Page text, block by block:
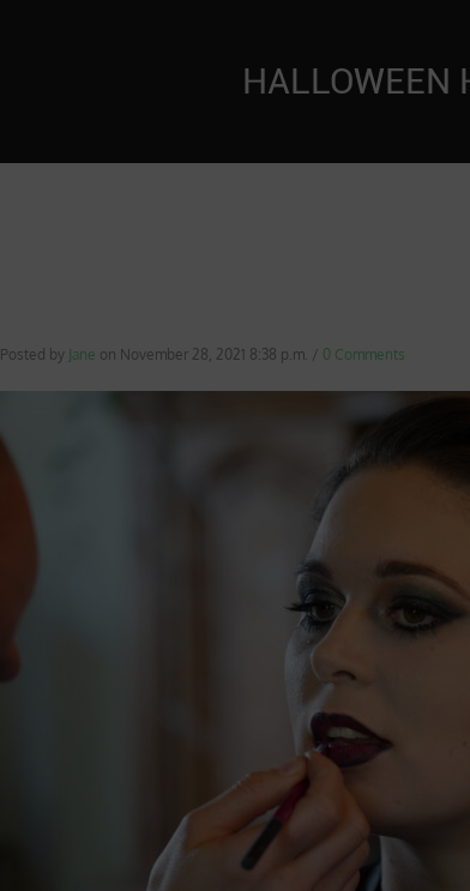
HALLOWEEN
Posted by Jane on November 28, 2021 8:38 p.m. / 0 Comments